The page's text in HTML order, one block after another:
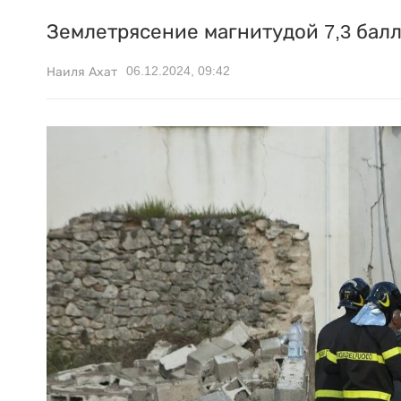
Землетрясение магнитудой 7,3
Наиля Ахат 06.12.2024, 09:42